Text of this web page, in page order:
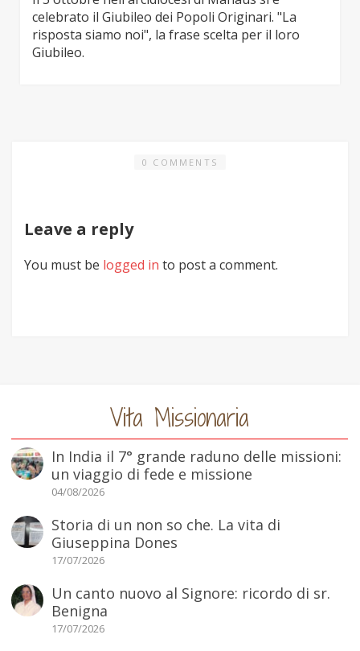
celebrato il Giubileo dei Popoli Originari. "La
risposta siamo noi", la frase scelta per il loro
Giubileo.
0 COMMENTS
Leave a reply
You must be logged in to post a comment.
Vita Missionaria
In India il 7° grande raduno delle missioni:
un viaggio di fede e missione
04/08/2026
Storia di un non so che. La vita di
Giuseppina Dones
17/07/2026
Un canto nuovo al Signore: ricordo di sr.
Benigna
17/07/2026